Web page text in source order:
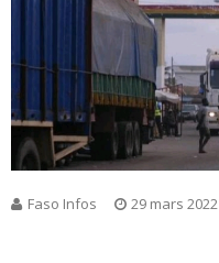
Faso Infos 29 mars 2022